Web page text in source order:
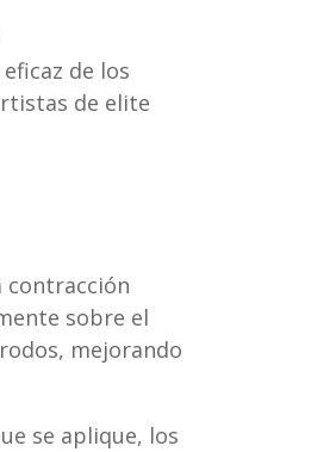
de los
de elite
contracción
sobre el
mejorando
se aplique, los